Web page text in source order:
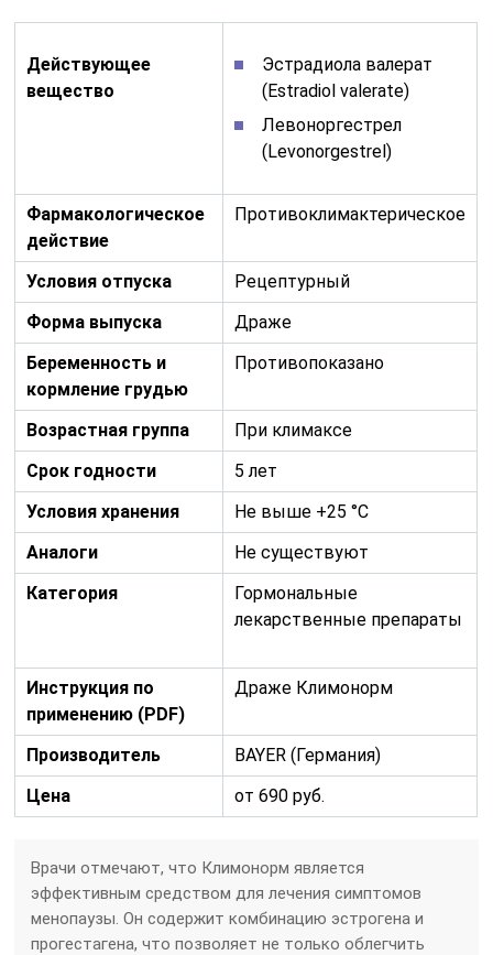
Действующее
вещество
Эстрадиола валерат
(Estradiol valerate)
Левоноргестрел
(Levonorgestrel)
Фармакологическое
действие
Противоклимактерическое
Условия отпуска
Рецептурный
Форма выпуска
Драже
Беременность и
кормление грудью
Противопоказано
Возрастная группа
При климаксе
Срок годности
5 лет
Условия хранения
Не выше +25 °C
Аналоги
Не существуют
Категория
Гормональные
лекарственные препараты
Инструкция по
применению (PDF)
Драже Климонорм
Производитель
BAYER (Германия)
Цена
от 690 руб.
Врачи отмечают, что Климонорм является
эффективным средством для лечения симптомов
менопаузы. Он содержит комбинацию эстрогена и
прогестагена, что позволяет не только облегчить